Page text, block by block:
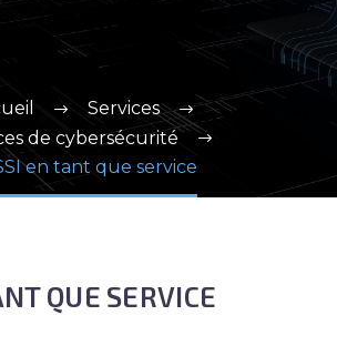
Services
de cybersécurité
en tant que service
QUE SERVICE